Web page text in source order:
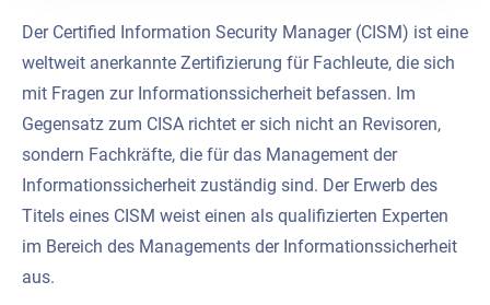
Der Certified Information Security Manager (CISM) ist eine
weltweit anerkannte Zertifizierung für Fachleute, die sich
mit Fragen zur Informationssicherheit befassen. Im
Gegensatz zum CISA richtet er sich nicht an Revisoren,
sondern Fachkräfte, die für das Management der
Informationssicherheit zuständig sind. Der Erwerb des
Titels eines CISM weist einen als qualifizierten Experten
im Bereich des Managements der Informationssicherheit
aus.